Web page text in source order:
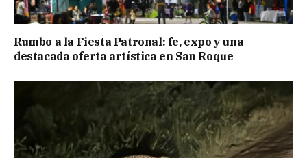
Rumbo a la Fiesta Patronal: fe, expo y una
destacada oferta artística en San Roque